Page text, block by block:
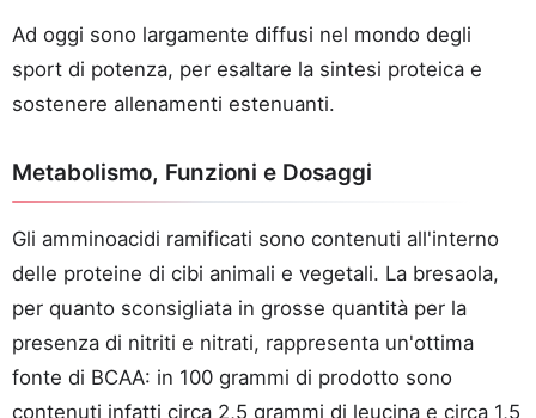
Ad oggi sono largamente diffusi nel mondo degli
sport di potenza, per esaltare la sintesi proteica e
sostenere allenamenti estenuanti.
Metabolismo, Funzioni e Dosaggi
Gli amminoacidi ramificati sono contenuti all'interno
delle proteine di cibi animali e vegetali. La bresaola,
per quanto sconsigliata in grosse quantità per la
presenza di nitriti e nitrati, rappresenta un'ottima
fonte di BCAA: in 100 grammi di prodotto sono
contenuti infatti circa 2,5 grammi di leucina e circa 1,5